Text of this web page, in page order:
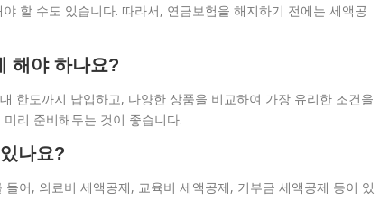
할 수도 있습니다. 따라서, 연금보험을 해지하기 전에는 세액공
해야 하나요?
한도까지 납입하고, 다양한 상품을 비교하여 가장 유리한 조건을
리 준비해두는 것이 좋습니다.
나요?
어, 의료비 세액공제, 교육비 세액공제, 기부금 세액공제 등이 있